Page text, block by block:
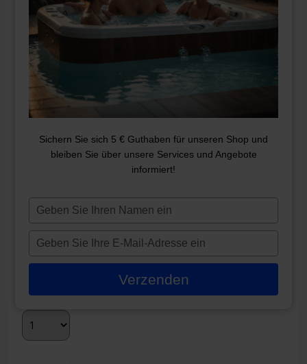
BALBOA BP200
HEIZUNG
ZR-22398
475,00€
Sichern Sie sich 5 € Guthaben für unseren Shop und
bleiben Sie über unsere Services und Angebote
informiert!
Typ
naam
Typ
e-
in
Verzenden